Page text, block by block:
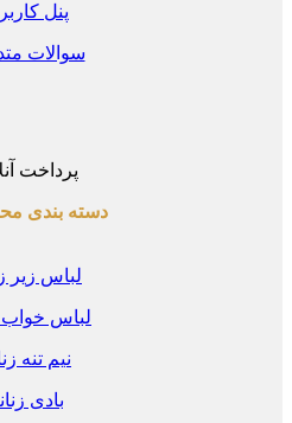
پنل کاربری
سوالات متداول
پرداخت آنلاین
دسته بندی
لباس زیر زنانه
لباس خواب زنانه
نیم تنه زنانه
بادی زنانه